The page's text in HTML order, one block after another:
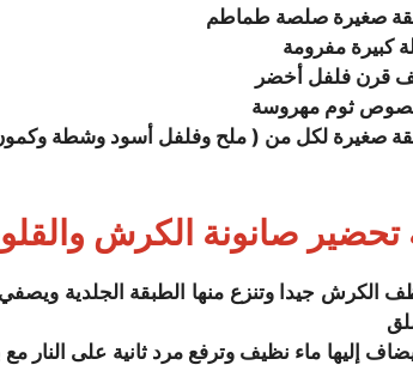
صغيرة صلصة طماطم
كبيرة مفرومة
قرن فلفل أخضر
صغيرة لكل من ( ملح وفلفل أسود وشطة
صانونة الكرش
إليها ماء نظيف وترفع مرد ثانية على